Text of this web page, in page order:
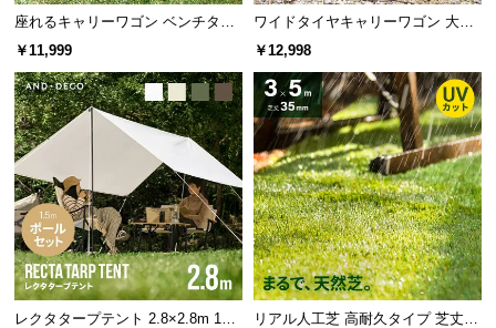
座れるキャリーワゴン ベンチタイ
プ 大容量120L 耐荷重150kg
￥11,999
ワイドタイヤキャリーワゴン 大容
量190L 耐荷重150kg
￥12,998
レクタタープテント 2.8×2.8m 150
リアル人工芝 高耐久タイプ 芝丈35